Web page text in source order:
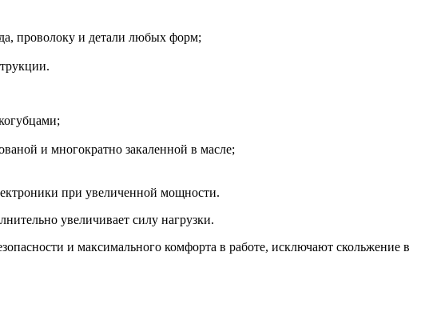
проволоку и детали любых форм;
и многократно закаленной в масле;
при увеличенной мощности.
увеличивает силу нагрузки.
и максимального комфорта в работе, исключают скольжение в